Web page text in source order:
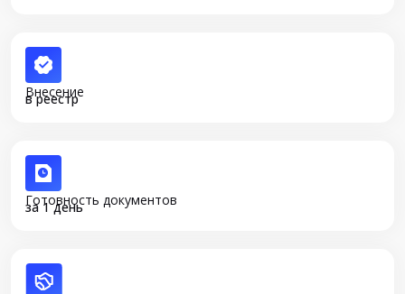
Внесение
в реестр
Готовность документов
за 1 день